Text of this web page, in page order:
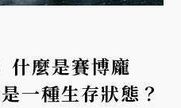
什麼是賽博龐
一種生存狀態？